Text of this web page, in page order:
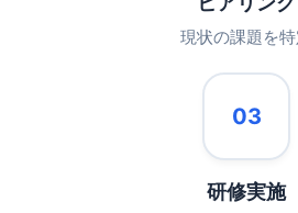
現状の課題を
03
研修実施